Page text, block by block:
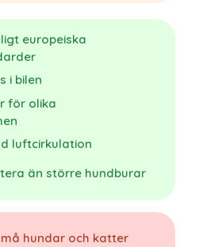
europeiska
i bilen
för olika
luftcirkulation
än större hundburar
hundar och katter